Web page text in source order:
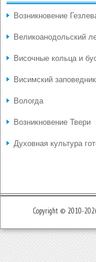
Возникновение
Великоанодольский
Височные кольца и
Висимский заповедник
Вологда
Возникновение Твери
Духовная культура
Copyright © 2010-